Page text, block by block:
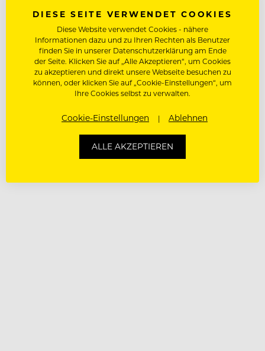
DIESE SEITE VERWENDET COOKIES
Diese Website verwendet Cookies - nähere
Informationen dazu und zu Ihren Rechten als Benutzer
finden Sie in unserer Datenschutzerklärung am Ende
der Seite. Klicken Sie auf „Alle Akzeptieren“, um Cookies
zu akzeptieren und direkt unsere Webseite besuchen zu
können, oder klicken Sie auf „Cookie-Einstellungen“, um
Ihre Cookies selbst zu verwalten.
Cookie-Einstellungen Ablehnen
ALLE AKZEPTIEREN